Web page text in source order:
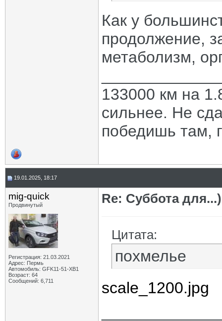
Как у
продолжение,
метаболизм,
133000 км на
сильнее. Не
победишь там,
19.01.2025, 18:17
mig-quick
Продвинутый
Регистрация: 21.03.2021
Адрес: Пермь
Автомобиль: GFK11-51-ХВ1
Возраст: 64
Сообщений: 6,711
Re: Суббота для...)
Цитата:
похмелье
scale_1200.jpg